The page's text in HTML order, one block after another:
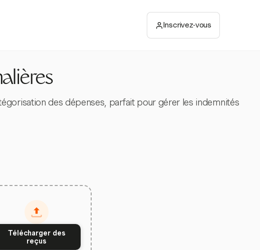
Inscrivez-vous
des dépenses, parfait pour gérer les indemnités
Télécharger des
reçus